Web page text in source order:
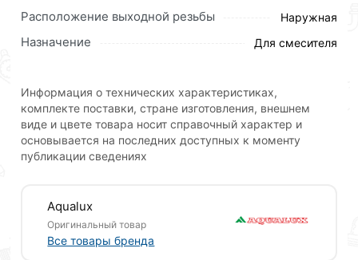
заказ и свяжутся с Вами для согласования условий
доставки или самовывоза.Перед оформлением
Данний товар от производителясертифицирован,
соответствует всем стандартам качества. Возврат
купленного товарa в течение 30 дней (наличие чека
обязательно).
Расположение выходной резьбы Наружная
Назначение Для смесителя
Информация о технических характеристиках,
комплекте поставки, стране изготовления, внешнем
виде и цвете товара носит справочный характер и
основывается на последних доступных к моменту
публикации сведениях
Aqualux
Оригинальный товар
Все товары бренда